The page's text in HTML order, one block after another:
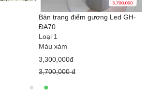
trang điểm gương Led GH-
1
Bàn trang